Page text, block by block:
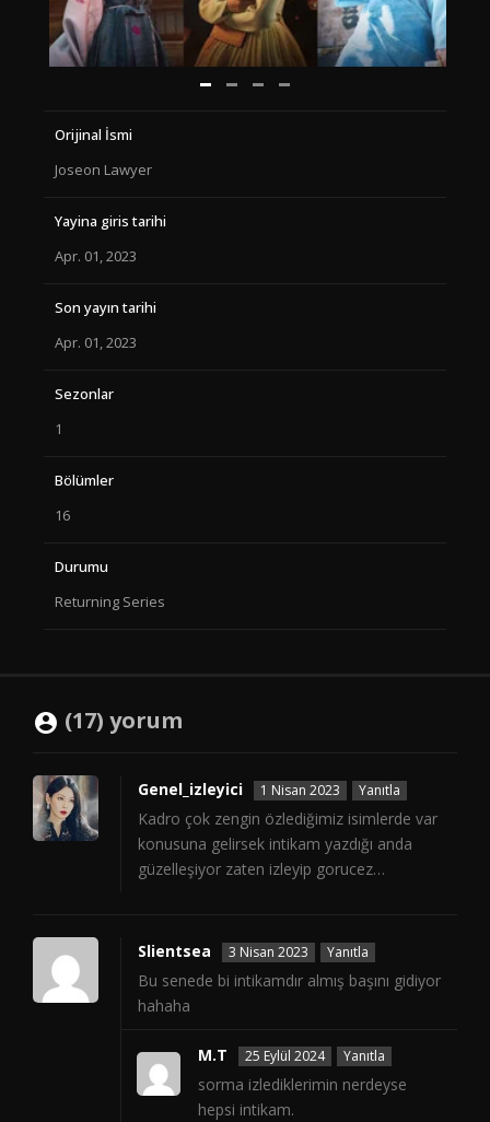
Orijinal İsmi
Joseon Lawyer
Yayina giris tarihi
Apr. 01, 2023
Son yayın tarihi
Apr. 01, 2023
Sezonlar
1
Bölümler
16
Durumu
Returning Series
(17) yorum
Genel_izleyici 1 Nisan 2023 Yanıtla
Kadro çok zengin özlediğimiz isimlerde var
konusuna gelirsek intikam yazdığı anda
güzelleşiyor zaten izleyip gorucez…
Slientsea 3 Nisan 2023 Yanıtla
Bu senede bi intikamdır almış başını gidiyor
hahaha
M.T 25 Eylül 2024 Yanıtla
sorma izlediklerimin nerdeyse
hepsi intikam.